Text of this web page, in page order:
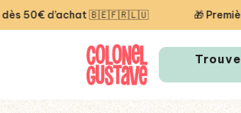
50€ d’achat 🇧🇪🇫🇷🇱🇺 🎁 Première